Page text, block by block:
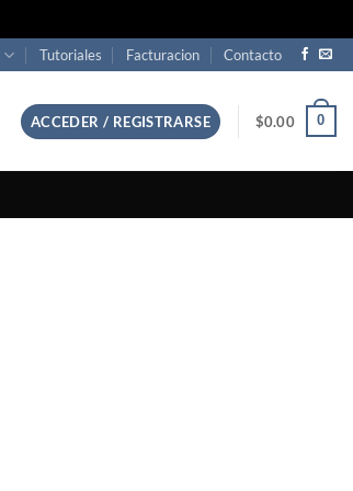
Tutoriales Facturacion Contacto
ACCEDER / REGISTRARSE $0.00 0